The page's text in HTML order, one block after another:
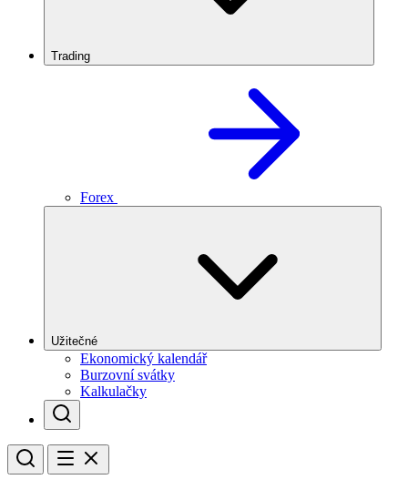
Trading
Forex
Užitečné
Ekonomický kalendář
Burzovní svátky
Kalkulačky